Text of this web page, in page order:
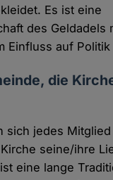
Es ist eine
des Geldadels
Einfluss auf Politik
die
sich jedes
seine/ihre
eine lange